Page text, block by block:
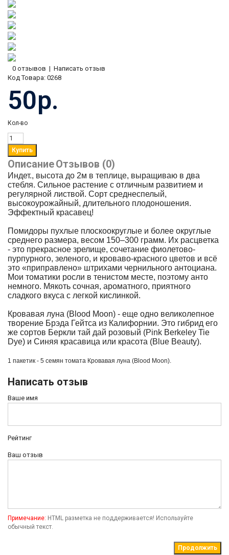
0 отзывов | Написать отзыв
Код Товара: 0268
50р.
Кол-во
ОписаниеОтзывов (0)
Индет., высота до 2м в теплице, выращиваю в два
стебля. Сильное растение с отличным развитием и
регулярной листвой. Сорт среднеспелый,
высокоурожайный, длительного плодоношения.
Эффектный красавец!
Помидоры пухлые плоскоокруглые и более округлые
среднего размера, весом 150–300 грамм. Их расцветка
- это прекрасное зрелище, сочетание фиолетово-
пурпурного, зеленого, и кроваво-красного цветов и всё
это «приправлено» штрихами чернильного антоциана.
Мои томатики росли в тенистом месте, поэтому анто
немного. Мякоть сочная, ароматного, приятного
сладкого вкуса с легкой кислинкой.
Кровавая луна (Blood Moon) - еще одно великолепное
творение Брэда Гейтса из Калифорнии. Это гибрид его
же сортов Беркли тай дай розовый (Pink Berkeley Tie
Dye) и Синяя красавица или красота (Blue Beauty).
1 пакетик - 5 семян томата Кровавая луна (Blood Moon).
Написать отзыв
Ваше имя
Рейтинг
Ваш отзыв
Примечание: HTML разметка не поддерживается! Используйте
обычный текст.
Продолжить